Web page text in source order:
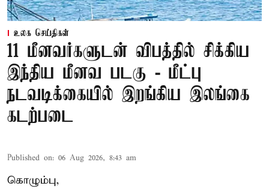
உலக செய்திகள்
11 மீனவர்களுடன் விபத்தில் சிக்கிய
இந்திய மீனவ படகு - மீட்பு
நடவடிக்கையில் இறங்கிய இலங்கை
கடற்படை
Published on: 06 Aug 2026, 8:43 am
கொழும்பு,